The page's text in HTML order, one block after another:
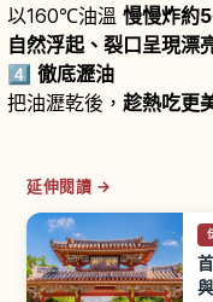
以160℃油溫 慢慢炸約
自然浮起、裂口呈現漂
4️⃣ 徹底瀝油
把油瀝乾後， 趁熱吃更
延伸閱讀 →